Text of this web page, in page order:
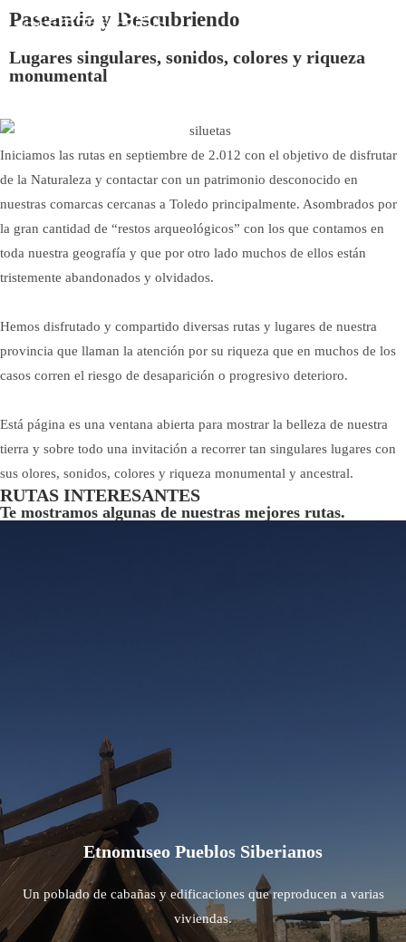
Paseando y Descubriendo
Lugares singulares, sonidos, colores y riqueza
monumental
Iniciamos las rutas en septiembre de 2.012 con el objetivo de disfrutar
de la Naturaleza y contactar con un patrimonio desconocido en
nuestras comarcas cercanas a Toledo principalmente. Asombrados por
la gran cantidad de “restos arqueológicos” con los que contamos en
toda nuestra geografía y que por otro lado muchos de ellos están
tristemente abandonados y olvidados.
Hemos disfrutado y compartido diversas rutas y lugares de nuestra
provincia que llaman la atención por su riqueza que en muchos de los
casos corren el riesgo de desaparición o progresivo deterioro.
Está página es una ventana abierta para mostrar la belleza de nuestra
tierra y sobre todo una invitación a recorrer tan singulares lugares con
sus olores, sonidos, colores y riqueza monumental y ancestral.
RUTAS INTERESANTES
Te mostramos algunas de nuestras mejores rutas.
Etnomuseo Pueblos Siberianos
Un poblado de cabañas y edificaciones que reproducen a varias
viviendas.